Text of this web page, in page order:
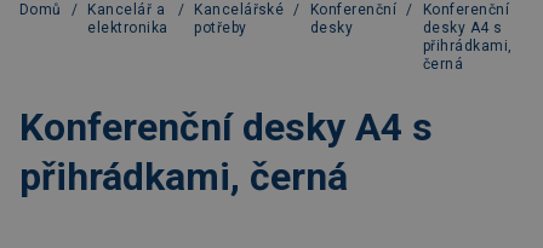
Domů /
Kancelář a
elektronika
/
Kancelářské
potřeby
/
Konferenční
desky
/
Konferenční
desky A4 s
přihrádkami,
černá
Konferenční desky A4 s
přihrádkami, černá